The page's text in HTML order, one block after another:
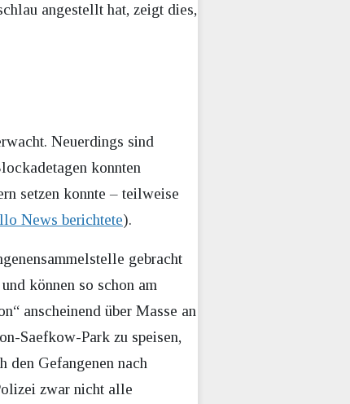
angestellt hat, zeigt dies,
Neuerdings sind
konnten
setzen konnte – teilweise
News berichtete).
gebracht
können so schon am
anscheinend über Masse an
Saefkow-Park zu speisen,
den Gefangenen nach
zwar nicht alle